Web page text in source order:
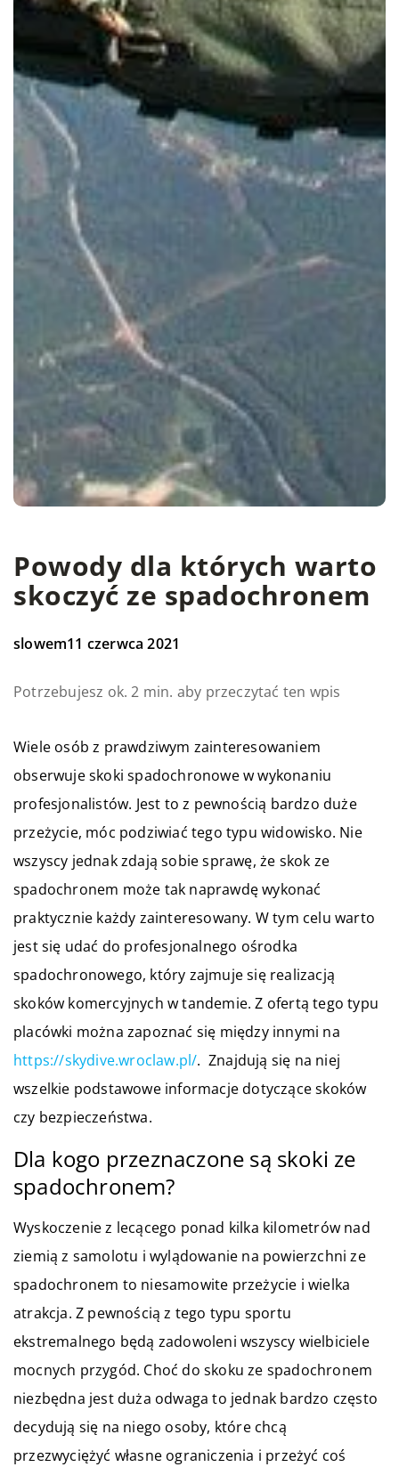
Powody dla których warto
skoczyć ze spadochronem
slowem11 czerwca 2021
Potrzebujesz ok. 2 min. aby przeczytać ten wpis
Wiele osób z prawdziwym zainteresowaniem
obserwuje skoki spadochronowe w wykonaniu
profesjonalistów. Jest to z pewnością bardzo duże
przeżycie, móc podziwiać tego typu widowisko. Nie
wszyscy jednak zdają sobie sprawę, że skok ze
spadochronem może tak naprawdę wykonać
praktycznie każdy zainteresowany. W tym celu warto
jest się udać do profesjonalnego ośrodka
spadochronowego, który zajmuje się realizacją
skoków komercyjnych w tandemie. Z ofertą tego typu
placówki można zapoznać się między innymi na
https://skydive.wroclaw.pl/. Znajdują się na niej
wszelkie podstawowe informacje dotyczące skoków
czy bezpieczeństwa.
Dla kogo przeznaczone są skoki ze
spadochronem?
Wyskoczenie z lecącego ponad kilka kilometrów nad
ziemią z samolotu i wylądowanie na powierzchni ze
spadochronem to niesamowite przeżycie i wielka
atrakcja. Z pewnością z tego typu sportu
ekstremalnego będą zadowoleni wszyscy wielbiciele
mocnych przygód. Choć do skoku ze spadochronem
niezbędna jest duża odwaga to jednak bardzo często
decydują się na niego osoby, które chcą
przezwyciężyć własne ograniczenia i przeżyć coś